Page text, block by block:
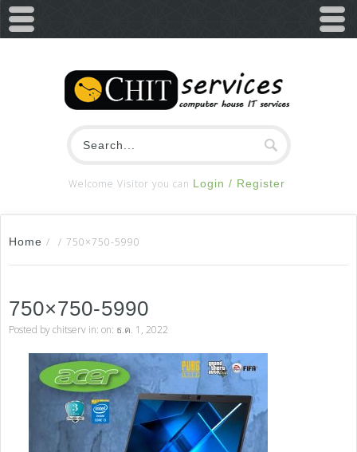
Welcome Visitor you can Login / Register
Home / / 750×750-5990
750×750-5990
Posted bychitserv in: on: ธ.ค. 1, 2022